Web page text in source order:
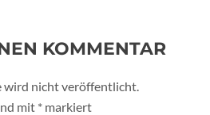
KOMMENTAR
wird nicht veröffentlicht.
mit * markiert